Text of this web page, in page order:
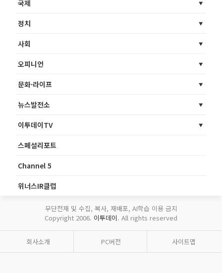
국제
정치
사회
오피니언
문화·라이프
뉴스발전소
이투데이TV
스페셜리포트
Channel 5
위너스IR클럽
무단전재 및 수집, 복사, 재배포, AI학습 이용 금지
Copyright 2006. 이투데이. All rights reserved
회사소개 PC버전 사이트맵